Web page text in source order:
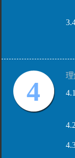
4
4.1
4.2